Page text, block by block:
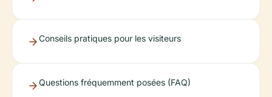
Conseils pratiques pour les visiteurs
Questions fréquemment posées (FAQ)